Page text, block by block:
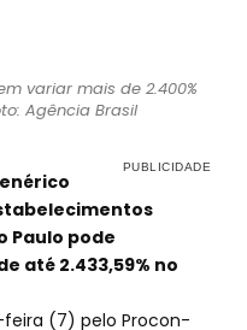
variar mais de 2.400%
Agência Brasil
Paulo pode
até 2.433,59% no
(7) pelo Procon-